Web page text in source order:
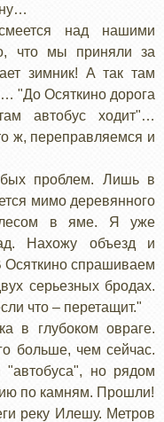
над нашими
что мы приняли за
зимник! А так там
"До Осяткино дорога
автобус ходит"…
ж, переправляемся и
проблем. Лишь в
мимо деревянного
в яме. Я уже
Нахожу объезд и
Осяткино спрашиваем
серьезных бродах.
что – перетащит."
в глубоком овраге.
больше, чем сейчас.
но рядом
по камням. Прошли!
реку Илешу. Метров